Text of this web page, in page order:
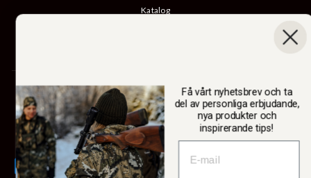
Katalog
SWEDTEAM AB
ValutaSverige (SEK kr)
Få vårt nyhetsbrev och ta
del av personliga erbjudande,
nya produkter och
inspirerande tips!